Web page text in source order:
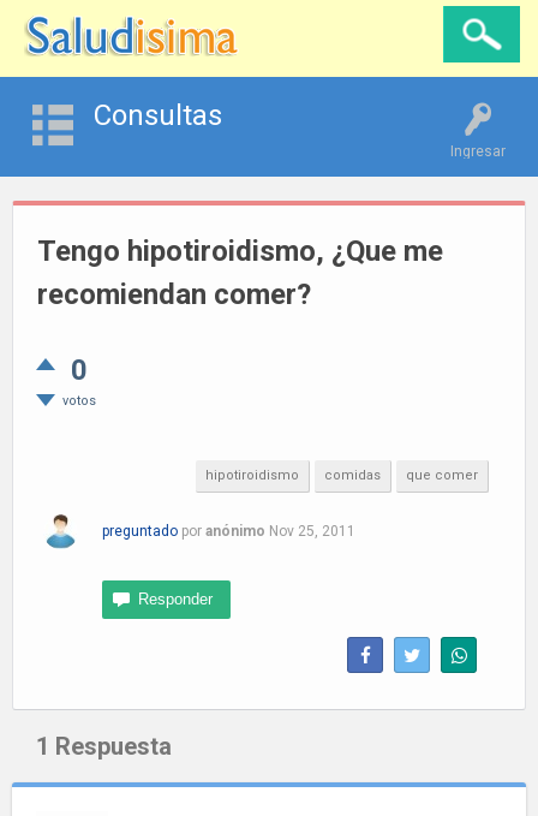
Ingresar
Consultas
Tengo hipotiroidismo, ¿Que me
recomiendan comer?
0
votos
hipotiroidismo comidas que comer
preguntado por anónimo Nov 25, 2011
1 Respuesta